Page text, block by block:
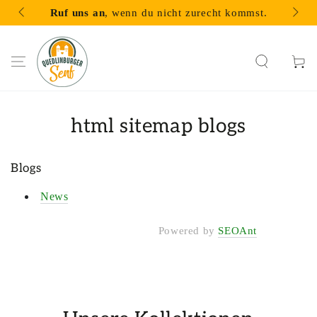
ZUM INHALT
SPRINGENRuf uns an, wenn du nicht zurecht kommst.
html sitemap blogs
Blogs
News
Powered by SEOAnt